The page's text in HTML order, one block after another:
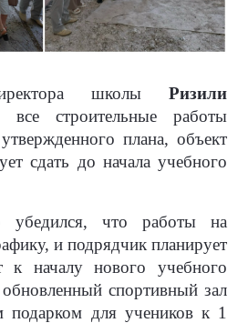
школы Ризили
все строительные работы
плана, объект
сдать до начала учебного
убедился, что работы на
и подрядчик планирует
к началу нового учебного
спортивный зал
подарком для учеников к 1